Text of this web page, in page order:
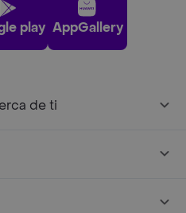
play AppGallery
de ti